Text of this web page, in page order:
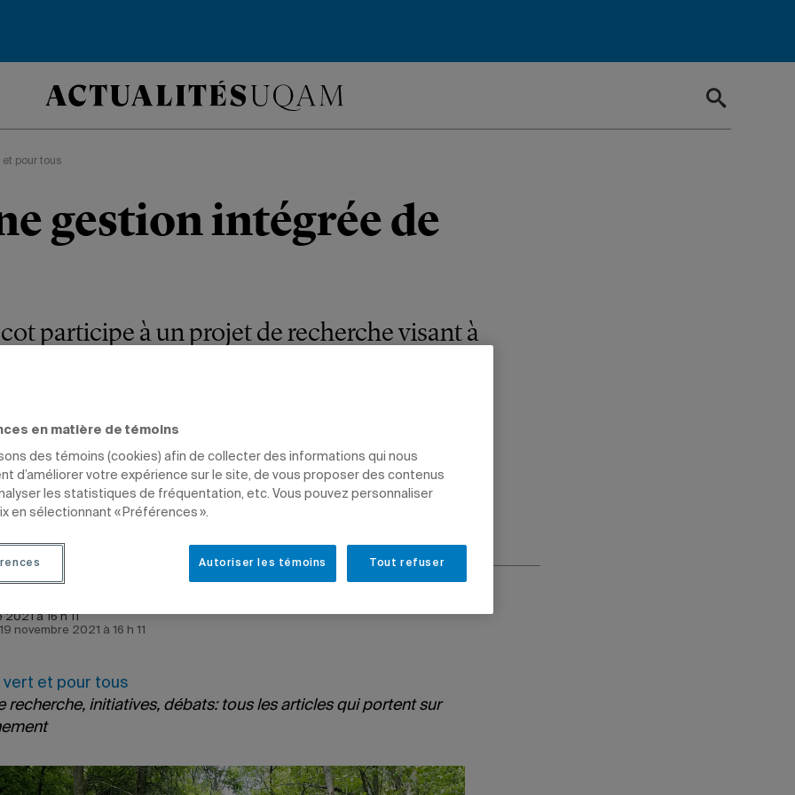
et pour tous
gestion intégrée de
participe à un projet de recherche visant à
de l’eau en milieu agricole.
SCIENCES PROFESSEURS
à 16 h 11
novembre 2021 à 16 h 11
vert et pour tous
recherche, initiatives, débats: tous les articles qui portent sur
en matière de témoins
des témoins (cookies) afin de collecter des informations qui nous
d’améliorer votre expérience sur le site, de vous proposer des contenus
les statistiques de fréquentation, etc. Vous pouvez personnaliser
en sélectionnant « Préférences ».
Tout refuser
Autoriser les témoins